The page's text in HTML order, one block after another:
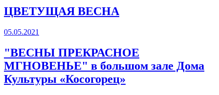
ЦВЕТУЩАЯ ВЕСНА
05.05.2021
"ВЕСНЫ ПРЕКРАСНОЕ
МГНОВЕНЬЕ" в большом зале Дома
Культуры «Косогорец»